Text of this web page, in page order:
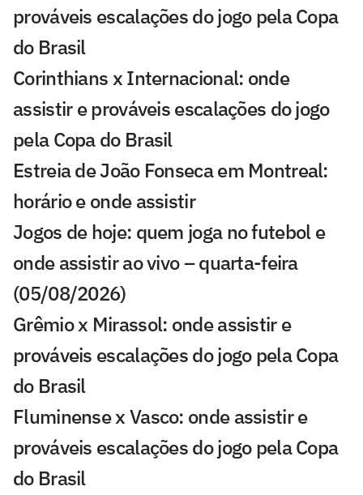
prováveis escalações do jogo pela Copa
do Brasil
Corinthians x Internacional: onde
assistir e prováveis escalações do jogo
pela Copa do Brasil
Estreia de João Fonseca em Montreal:
horário e onde assistir
Jogos de hoje: quem joga no futebol e
onde assistir ao vivo – quarta-feira
(05/08/2026)
Grêmio x Mirassol: onde assistir e
prováveis escalações do jogo pela Copa
do Brasil
Fluminense x Vasco: onde assistir e
prováveis escalações do jogo pela Copa
do Brasil